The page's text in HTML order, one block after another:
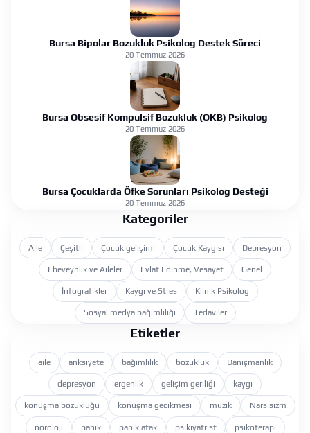
Bursa Bipolar Bozukluk Psikolog Destek Süreci
20 Temmuz 2026
Bursa Obsesif Kompulsif Bozukluk (OKB) Psikolog
20 Temmuz 2026
Bursa Çocuklarda Öfke Sorunları Psikolog Desteği
20 Temmuz 2026
Kategoriler
Aile Çeşitli Çocuk gelişimi Çocuk Kaygısı Depresyon
Ebeveynlik ve Aileler Evlat Edinme, Vesayet Genel
İnfografikler Kaygı ve Stres Klinik Psikolog
Sosyal medya bağımlılığı Tedaviler
Etiketler
aile anksiyete bağımlılık bozukluk Danışmanlık
depresyon ergenlik gelişim geriliği kaygı
konuşma bozukluğu konuşma gecikmesi müzik Narsisizm
nöroloji panik panik atak psikiyatrist psikoterapi